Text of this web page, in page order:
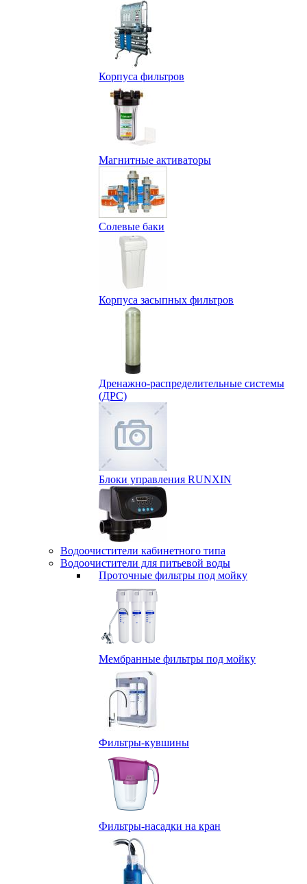
Корпуса фильтров
Магнитные активаторы
Солевые баки
Корпуса засыпных фильтров
Дренажно-распределительные системы
(ДРС)
Блоки управления RUNXIN
Водоочистители кабинетного типа
Водоочистители для питьевой воды
Проточные фильтры под мойку
Мембранные фильтры под мойку
Фильтры-кувшины
Фильтры-насадки на кран